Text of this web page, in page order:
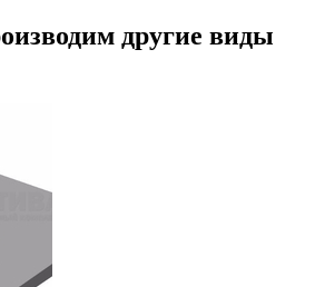
другие виды